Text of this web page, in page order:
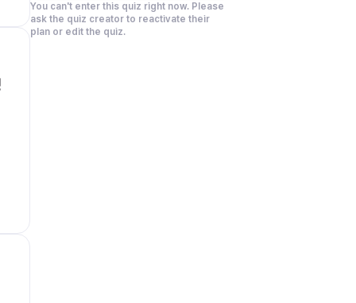
You can't enter this quiz right now. Please
ask the quiz creator to reactivate their
plan or edit the quiz.